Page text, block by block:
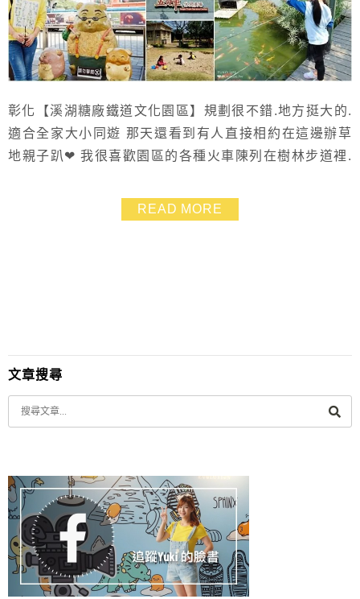
彰化【溪湖糖廠鐵道文化園區】規劃很不錯.地方挺大的.
適合全家大小同遊 那天還看到有人直接相約在這邊辦草
地親子趴❤ 我很喜歡園區的各種火車陳列在樹林步道裡.
票實際體驗搭乘五分車的樂趣 園區裡另外規劃了大草皮
區.有溜滑梯及玩沙坑可以讓孩子消耗體力 回程時當然不
READ MORE
文章搜尋